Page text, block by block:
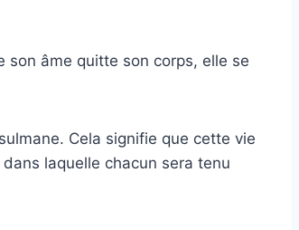
son âme quitte son corps, elle se
Cela signifie que cette vie
laquelle chacun sera tenu